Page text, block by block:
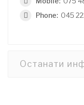
Phone: 045
Останати